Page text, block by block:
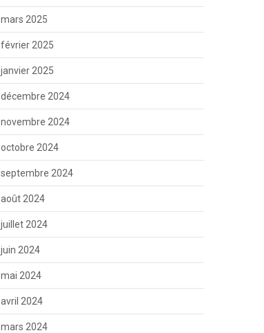
mars 2025
février 2025
janvier 2025
décembre 2024
novembre 2024
octobre 2024
septembre 2024
août 2024
juillet 2024
juin 2024
mai 2024
avril 2024
mars 2024